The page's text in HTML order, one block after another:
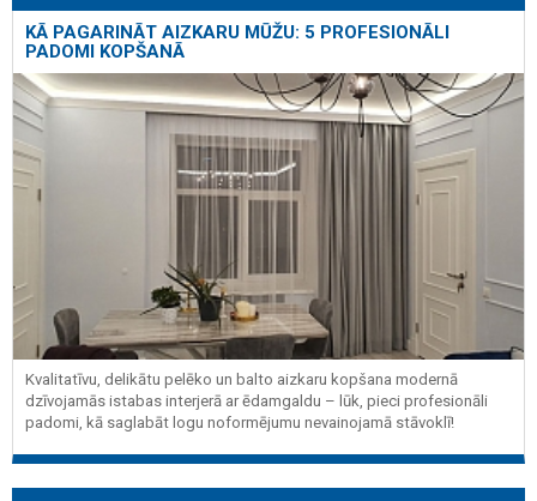
KĀ PAGARINĀT AIZKARU MŪŽU: 5 PROFESIONĀLI
PADOMI KOPŠANĀ
Kvalitatīvu, delikātu pelēko un balto aizkaru kopšana modernā
dzīvojamās istabas interjerā ar ēdamgaldu – lūk, pieci profesionāli
padomi, kā saglabāt logu noformējumu nevainojamā stāvoklī!